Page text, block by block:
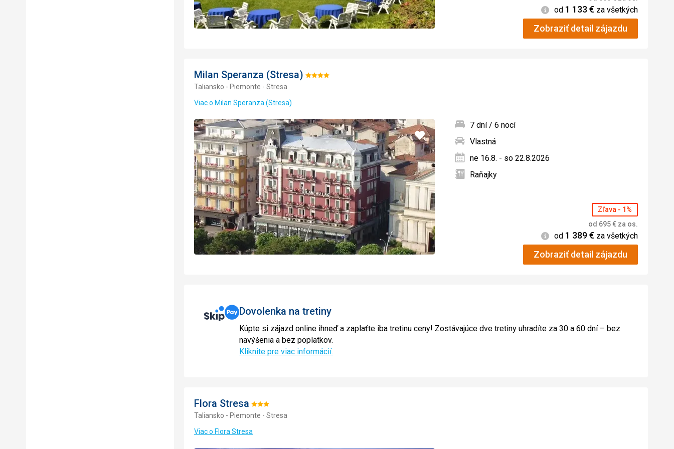
Informácie
od 1 133 € za všetkých
Zobraziť detail zájazdu
Milan Speranza (Stresa) Hodnotenie:
Taliansko - Piemonte - Stresa
Viac o Milan Speranza (Stresa)
Pridať
do
obľúbených
7 dní / 6 nocí
Vlastná
ne 16.8. - so 22.8.2026
Raňajky
Zľava - 1%
od 695€ za os.
Informácie
od 1 389€ za všetkých
Zobraziť detail zájazdu
Dovolenka na tretiny
Kúpte si zájazd online ihneď a zaplaťte iba tretinu ceny! Zostávajúce dve tretiny uhradíte za 30 a 60 dní – bez
navýšenia a bez poplatkov.
Kliknite pre viac informácií.
Flora Stresa Hodnotenie:
3/5
Taliansko - Piemonte - Stresa
Viac o Flora Stresa